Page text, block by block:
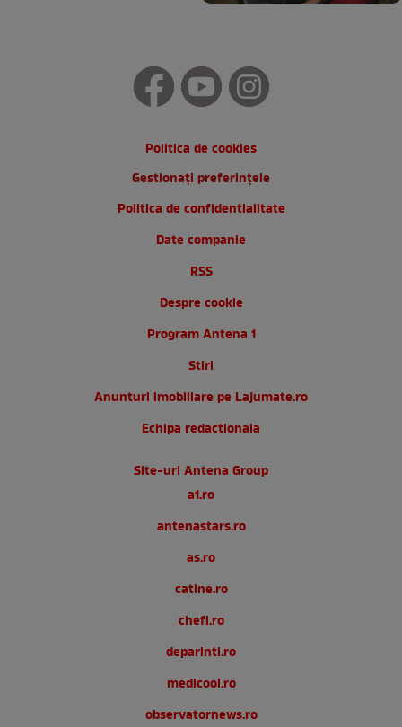
Politica de cookies
Gestionați preferințele
Politica de confidentialitate
Date companie
RSS
Despre cookie
Program Antena 1
Stiri
Anunturi imobiliare pe Lajumate.ro
Echipa redactionala
Site-uri Antena Group
a1.ro
antenastars.ro
as.ro
catine.ro
chefi.ro
deparinti.ro
medicool.ro
observatornews.ro